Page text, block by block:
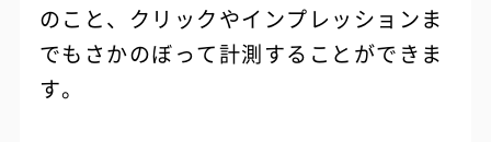
のこと、クリックやインプレッションま
でもさかのぼって計測することができま
す。